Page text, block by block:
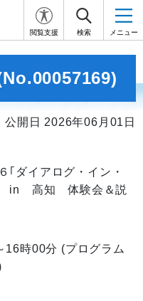
閲覧支援 検索 メニュー
公開日 2026年06月01日
｢ダイアログ・イン・
in 高知 体験会＆説
16時00分 (プログラム